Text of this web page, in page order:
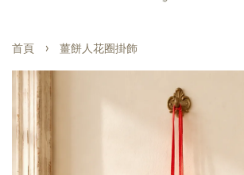
首頁 › 薑餅人花圈掛飾